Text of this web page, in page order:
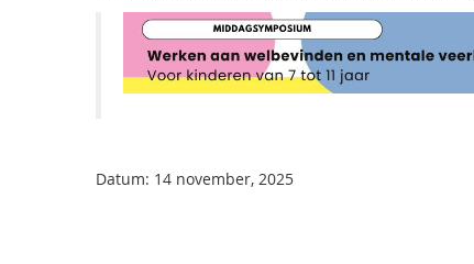
Datum: 14 november, 2025